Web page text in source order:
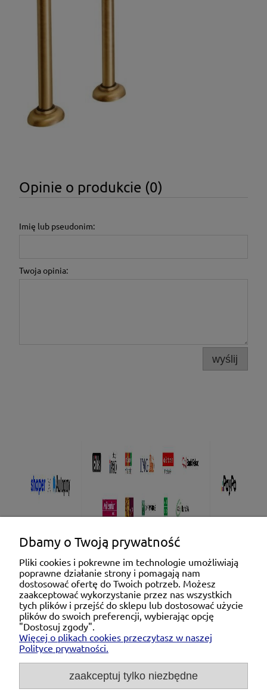
Opinie o produkcie (0)
Imię lub pseudonim:
Twoja opinia:
wyślij
Pomoc
Moje konto
Płatności i dostawa
O nas
Dbamy o Twoją prywatność
Pliki cookies i pokrewne im technologie umożliwiają
poprawne działanie strony i pomagają nam
dostosować ofertę do Twoich potrzeb. Możesz
zaakceptować wykorzystanie przez nas wszystkich
tych plików i przejść do sklepu lub dostosować użycie
plików do swoich preferencji, wybierając opcję
"Dostosuj zgody".
Więcej o plikach cookies przeczytasz w naszej
Polityce prywatności.
zaakceptuj tylko niezbędne